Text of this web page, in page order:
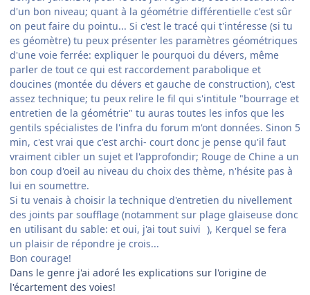
d'un bon niveau; quant à la géométrie différentielle c'est sûr
on peut faire du pointu... Si c'est le tracé qui t'intéresse (si tu
es géomètre) tu peux présenter les paramètres géométriques
d'une voie ferrée: expliquer le pourquoi du dévers, même
parler de tout ce qui est raccordement parabolique et
doucines (montée du dévers et gauche de construction), c'est
assez technique; tu peux relire le fil qui s'intitule "bourrage et
entretien de la géométrie" tu auras toutes les infos que les
gentils spécialistes de l'infra du forum m'ont données. Sinon 5
min, c'est vrai que c'est archi- court donc je pense qu'il faut
vraiment cibler un sujet et l'approfondir; Rouge de Chine a un
bon coup d'oeil au niveau du choix des thème, n'hésite pas à
lui en soumettre.
Si tu venais à choisir la technique d'entretien du nivellement
des joints par soufflage (notamment sur plage glaiseuse donc
en utilisant du sable: et oui, j'ai tout suivi ), Kerquel se fera
un plaisir de répondre je crois...
Bon courage!
Dans le genre j'ai adoré les explications sur l'origine de
l'écartement des voies!